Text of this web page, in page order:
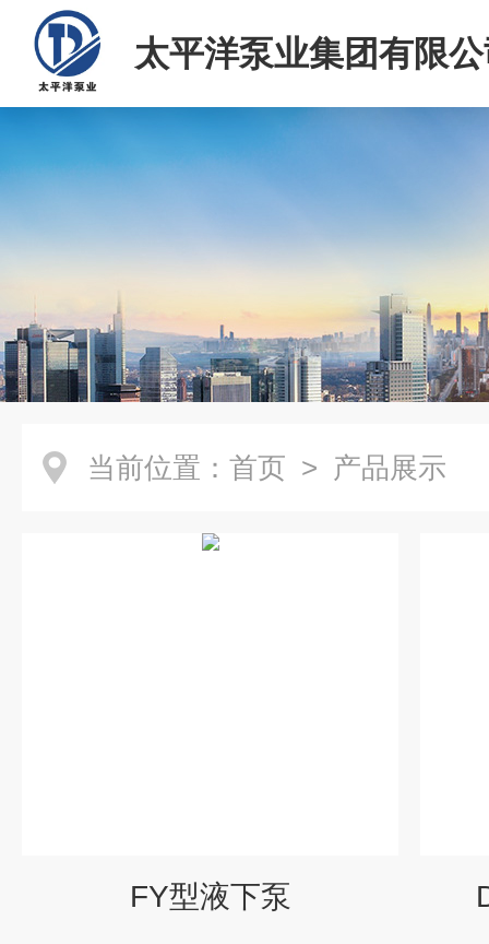
太平洋泵业集团有限
当前位置： 首页 > 产品展示
FY型液下泵